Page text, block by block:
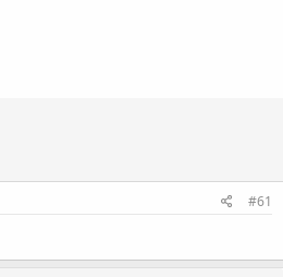
#61